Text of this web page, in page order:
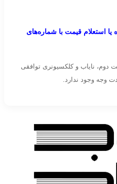
استعلام قیمت با شماره‌های
نایاب و کلکسیونری توافقی
وجه وجود ندارد.